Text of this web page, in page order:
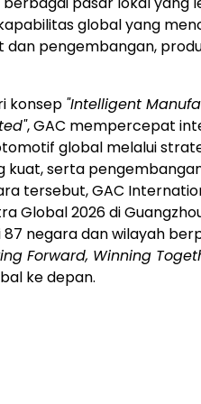
global yang
dan pengembangan,
konsep "Intelligent
, GAC mempercepat
global melalui
kuat, serta
tersebut, GAC
Global 2026 di
negara dan wilayah
Forward, Winning
ke depan.